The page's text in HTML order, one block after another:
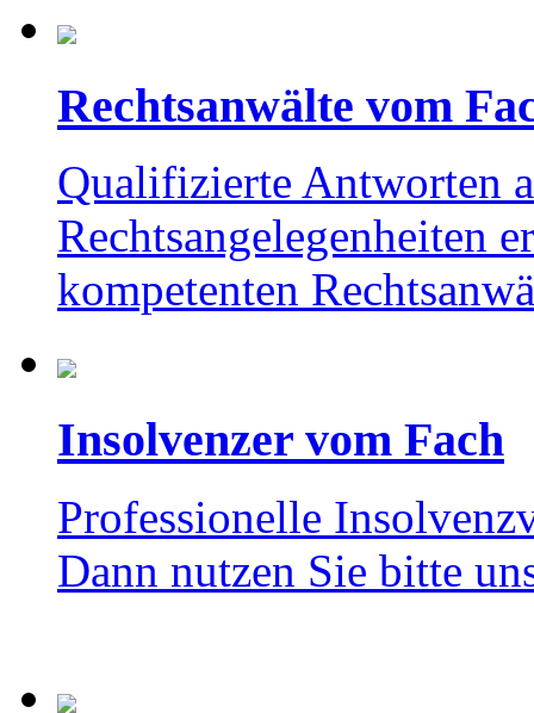
Rechtsanwälte vom
Qualifizierte Antworten
Rechtsangelegenheiten
kompetenten
Insolvenzer vom Fach
Professionelle
Dann nutzen Sie bitte